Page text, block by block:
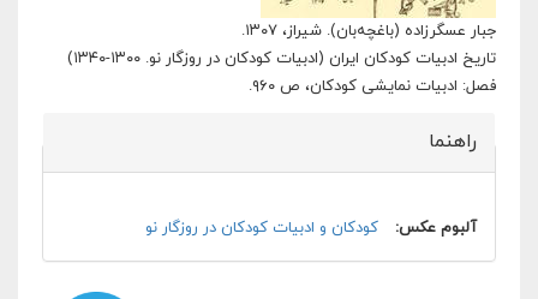
جبار عسگرزاده (باغچه‌بان). شیراز، ۱۳۰۷.
تاریخ ادبیات کودکان ایران (ادبیات کودکان در روزگار نو. ۱۳۰۰-۱۳۴۰)
فصل: ادبیات نمایشی کودکان، ص ۹۶۰.
پنهان کن
راهنما
آلبوم عکس: کودکان و ادبيات کودکان در روزگار نو